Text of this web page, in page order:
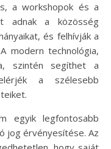
a workshopok és a
adnak a közösség
és felhívják a
modern technológia,
szintén segíthet a
a szélesebb
egyik legfontosabb
jog érvényesítése. Az